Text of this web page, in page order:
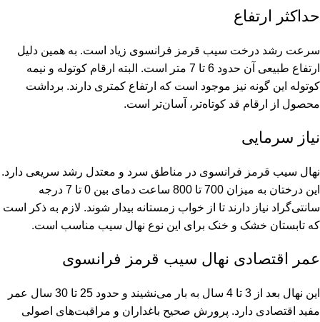
حداکثر ارتفاع
سرعت رشد درخت سیب قرمز فرانسوی زیاد است. به همین دلیل
ارتفاع طبیعی آن حدود 6 تا 7 متر است. البته ارقام کوتوله و نیمه
کوتوله این گونه نیز موجود است که ارتفاع کمتری دارند. برداشت
محصول از ارقام قد کوتاه‌تر، آسان‌تر است.
نیاز سرمایی
نهال سیب قرمز فرانسوی در مناطق سرد و معتدل رشد سریعی دارد.
این درختان به میزان 700 تا 800 ساعت دمای بین 0 تا 7 درجه
سانتی‌گراد نیاز دارند تا از خواب زمستانه بیدار شوند. لازم به ذکر است
که تابستان خشک و خنک برای این نوع نهال سیب مناسب است.
عمر اقتصادی نهال سیب قرمز فرانسوی
این نهال بعد از 3 تا 4 سال به بار می‌نشیند و حدود 25 تا 30 سال عمر
مفید اقتصادی دارد. پرورش صحیح باغداران و مراقبت‌های اصولی